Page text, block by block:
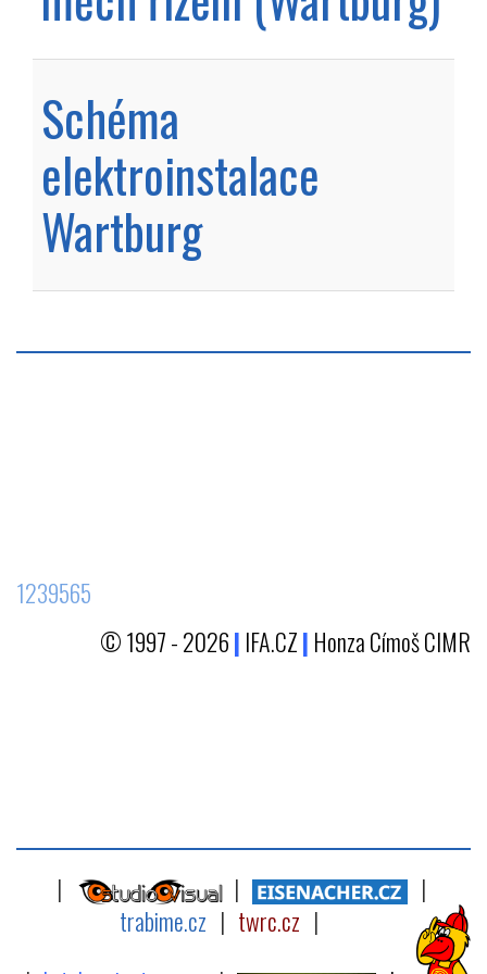
Schéma
elektroinstalace
Wartburg
1239565
© 1997 - 2026| IFA.CZ| Honza Címoš CIMR
| |
|
trabime.cz | twrc.cz |